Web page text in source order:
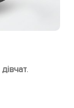
.